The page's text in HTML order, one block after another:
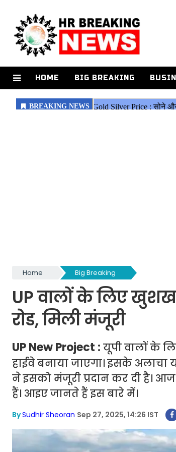
HOME BIG BREAKING
Home Big Breaking
UP वालों के लिए
रोड, मिली मंजूरी
UP New Project : यूपी वालों के
हाईवे बनाया जाएगा। इसके अलाचा
ने इसको मंजूरी प्रदान कर दी है।
हैं। आइए जानते हैं इस बारे में।
BySudhir Sheoran Sep 27, 2025, 14:26 IST